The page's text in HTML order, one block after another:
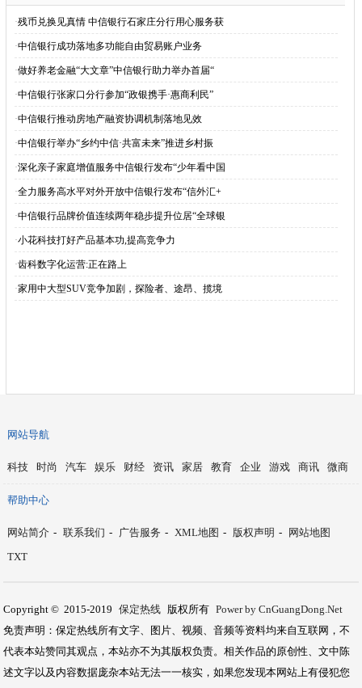
·残币兑换见真情 中信银行石家庄分行用心服务获
·中信银行成功落地多功能自由贸易账户业务
·做好养老金融“大文章”中信银行助力举办首届“
·中信银行张家口分行参加“政银携手·惠商利民”
·中信银行推动房地产融资协调机制落地见效
·中信银行举办“乡约中信·共富未来”推进乡村振
·深化亲子家庭增值服务中信银行发布“少年看中国
·全力服务高水平对外开放中信银行发布“信外汇+
·中信银行品牌价值连续两年稳步提升位居“全球银
·小花科技打好产品基本功,提高竞争力
·齿科数字化运营:正在路上
·家用中大型SUV竞争加剧，探险者、途昂、揽境
网站导航
科技 时尚 汽车 娱乐 财经 资讯 家居 教育 企业 游戏 商讯 微商
帮助中心
网站简介 - 联系我们 - 广告服务 - XML地图 - 版权声明 -
网站地图
TXT
Copyright © 2015-2019 保定热线 版权所有 Power by CnGuangDong.Net
免责声明：保定热线所有文字、图片、视频、音频等资料均来自互联网，不
代表本站赞同其观点，本站亦不为其版权负责。相关作品的原创性、文中陈
述文字以及内容数据庞杂本站无法一一核实，如果您发现本网站上有侵犯您